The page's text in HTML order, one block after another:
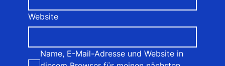
Website
Name, E-Mail-Adresse und Website in